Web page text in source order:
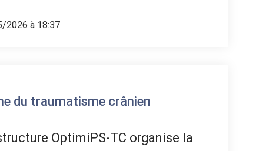
2026 à 18:37
du traumatisme crânien
OptimiPS-TC organise la